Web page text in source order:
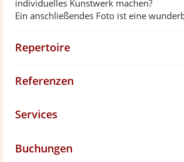
individuelles Kunstwerk machen?
Ein anschließendes Foto ist eine
Repertoire
Referenzen
Services
Buchungen